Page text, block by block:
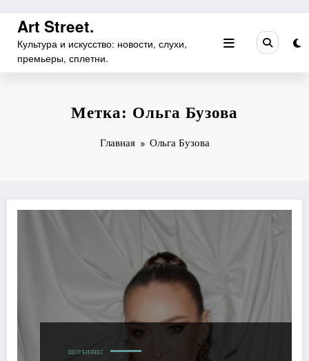
Перейти
содержимому
Art Street.
Культура и искусство: новости, слухи,
премьеры, сплетни.
Метка: Ольга Бузова
Главная Ольга Бузова
ШОУБИЗНЕС